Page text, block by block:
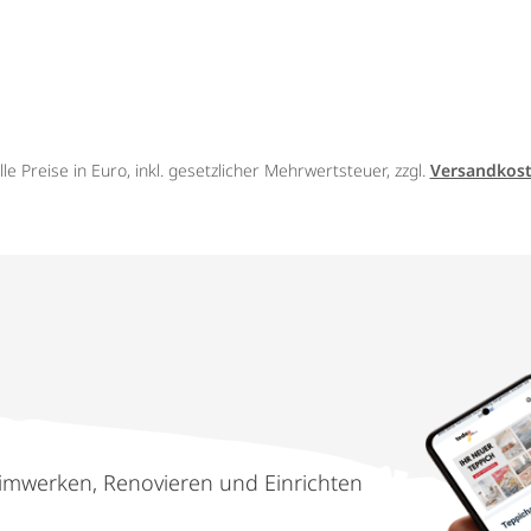
Preise in Euro, inkl. gesetzlicher Mehrwertsteuer, zzgl.
Renovieren und Einrichten